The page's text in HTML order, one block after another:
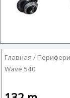
Главная /
Wave 540